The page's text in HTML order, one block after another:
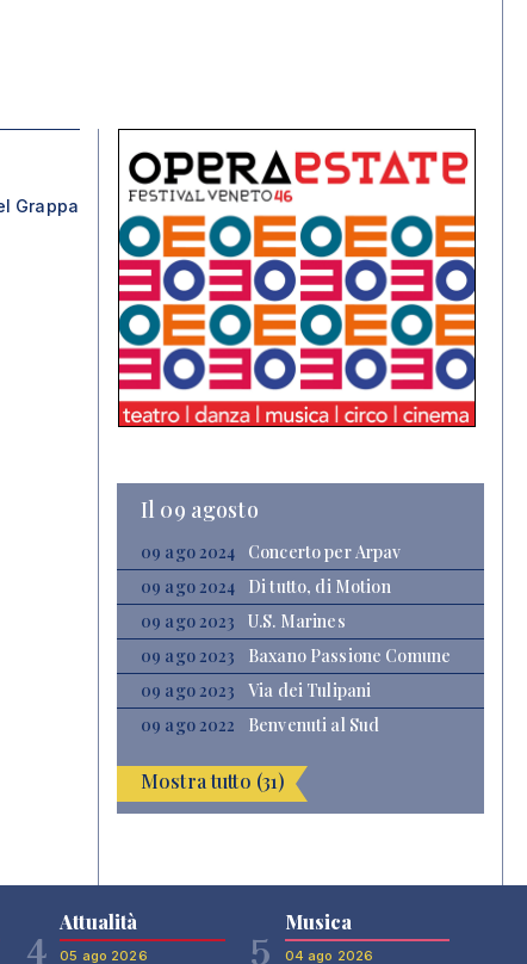
Grappa
Il 09 agosto
09 ago 2024
Concerto per Arpav
09 ago 2024
Di tutto, di Motion
09 ago 2023
U.S. Marines
09 ago 2023
Baxano Passione Comune
09 ago 2023
Via dei Tulipani
09 ago 2022
Benvenuti al Sud
Mostra tutto (31)
4
Attualità
05 ago 2026 5
Musica
04 ago 2026